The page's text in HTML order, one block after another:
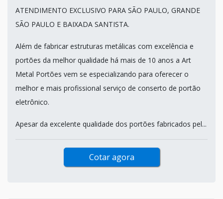
ATENDIMENTO EXCLUSIVO PARA SÃO PAULO, GRANDE
SÃO PAULO E BAIXADA SANTISTA.
Além de fabricar estruturas metálicas com excelência e
portões da melhor qualidade há mais de 10 anos a Art
Metal Portões vem se especializando para oferecer o
melhor e mais profissional serviço de conserto de portão
eletrônico.
Apesar da excelente qualidade dos portões fabricados pel...
Cotar agora